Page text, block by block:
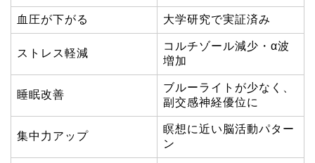
血圧が下がる 大学研究で実証済み
ストレス軽減
コルチゾール減少・α波
増加
睡眠改善
ブルーライトが少なく、
副交感神経優位に
集中力アップ
瞑想に近い脳活動パター
ン